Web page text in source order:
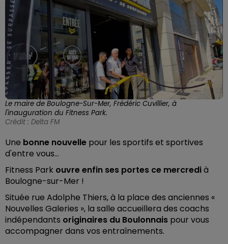
Le maire de Boulogne-Sur-Mer, Frédéric Cuvillier, à
l'inauguration du Fitness Park.
Crédit : Delta FM
Une bonne nouvelle pour les sportifs et sportives
d'entre vous…
Fitness Park ouvre enfin ses portes ce mercredià
Boulogne-sur-Mer !
Située rue Adolphe Thiers, à la place des anciennes «
Nouvelles Galeries », la salle accueillera des coachs
indépendants originaires du Boulonnais pour vous
accompagner dans vos entraînements.